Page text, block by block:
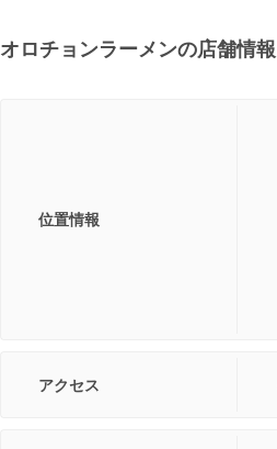
オロチョンラーメンの店舗情報
位置情報
アクセス